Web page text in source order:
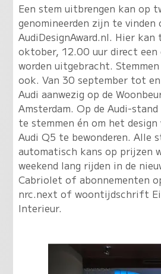
Een stem uitbrengen kan op
genomineerden zijn te vinden
AudiDesignAward.nl. Hier
oktober, 12.00 uur direct een
worden uitgebracht.
ook. Van 30 september tot
Audi aanwezig op de
Amsterdam. Op de Audi-
te stemmen én om het design
Audi Q5 te bewonderen. Alle
automatisch kans op prijzen
weekend lang rijden in de
Cabriolet of abonnementen
nrc.next of woontijdschrift
Interieur.